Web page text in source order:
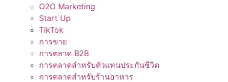
O2O Marketing
Start Up
TikTok
การขาย
การตลาด B2B
การตลาดสำหรับตัวแทนประกันชีวิต
การตลาดสำหรับร้านอาหาร